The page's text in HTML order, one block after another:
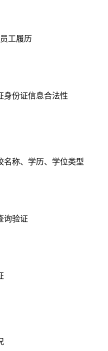
工履历
身份证信息合法性
名称、学历、学位类型
询验证